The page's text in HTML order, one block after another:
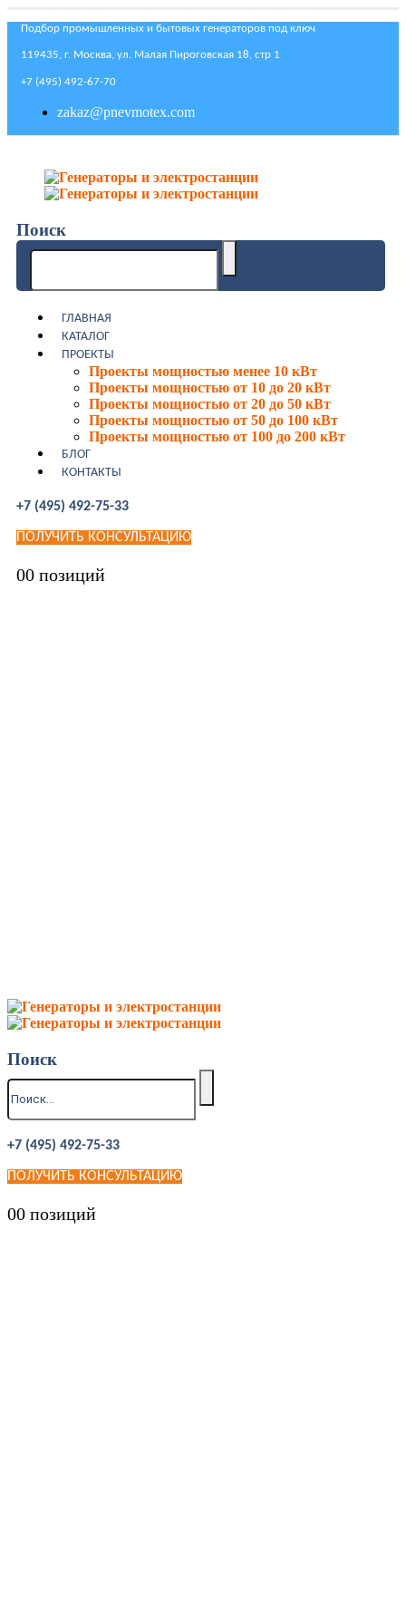
Подбор промышленных и бытовых генераторов под ключ
119435, г. Москва, ул. Малая Пироговская 18, стр 1
+7 (495) 492-67-70
zakaz@pnevmotex.com
Поиск
ГЛАВНАЯ
КАТАЛОГ
ПРОЕКТЫ
Проекты мощностью менее 10 кВт
Проекты мощностью от 10 до 20 кВт
Проекты мощностью от 20 до 50 кВт
Проекты мощностью от 50 до 100 кВт
Проекты мощностью от 100 до 200 кВт
БЛОГ
КОНТАКТЫ
+7 (495) 492-75-33
ПОЛУЧИТЬ КОНСУЛЬТАЦИЮ
00 позиций
Поиск
+7 (495) 492-75-33
ПОЛУЧИТЬ КОНСУЛЬТАЦИЮ
00 позиций